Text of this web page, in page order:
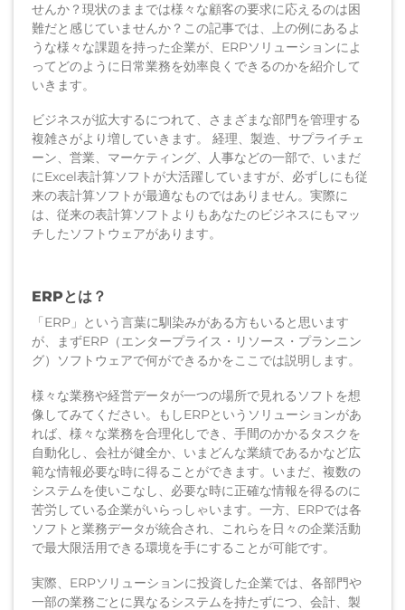
せんか？現状のままでは様々な顧客の要求に応えるのは困
難だと感じていませんか？この記事では、上の例にあるよ
うな様々な課題を持った企業が、ERPソリューションによ
ってどのように日常業務を効率良くできるのかを紹介して
いきます。
ビジネスが拡大するにつれて、さまざまな部門を管理する
複雑さがより増していきます。 経理、製造、サプライチェ
ーン、営業、マーケティング、人事などの一部で、いまだ
にExcel表計算ソフトが大活躍していますが、必ずしにも従
来の表計算ソフトが最適なものではありません。実際に
は、従来の表計算ソフトよりもあなたのビジネスにもマッ
チしたソフトウェアがあります。
ERPとは？
「ERP」という言葉に馴染みがある方もいると思います
が、まずERP（エンタープライス・リソース・プランニン
グ）ソフトウェアで何ができるかをここでは説明します。
様々な業務や経営データが一つの場所で見れるソフトを想
像してみてください。もしERPというソリューションがあ
れば、様々な業務を合理化しでき、手間のかかるタスクを
自動化し、会社が健全か、いまどんな業績であるかなど広
範な情報必要な時に得ることができます。いまだ、複数の
システムを使いこなし、必要な時に正確な情報を得るのに
苦労している企業がいらっしゃいます。一方、ERPでは各
ソフトと業務データが統合され、これらを日々の企業活動
で最大限活用できる環境を手にすることが可能です。
実際、ERPソリューションに投資した企業では、各部門や
一部の業務ごとに異なるシステムを持たずにつ、会計、製